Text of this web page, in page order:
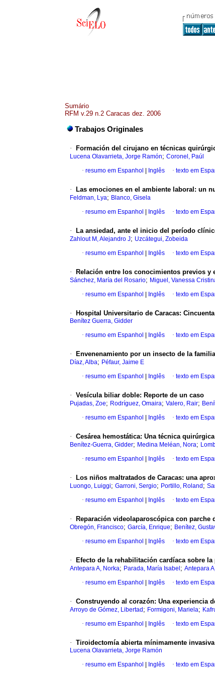
Sumário
RFM v.29 n.2 Caracas dez. 2006
Trabajos Originales
· Formación del cirujano en técnicas
Lucena Olavarrieta, Jorge Ramón; Coronel, Paúl
· resumo em Espanhol Inglês · texto em
· Las emociones en el ambiente laboral : un
Feldman, Lya; Blanco, Gisela
· resumo em Espanhol Inglês · texto em
· La ansiedad, ante el inicio del período
Zahlout M, Alejandro J; Uzcátegui, Zobeida
· resumo em Espanhol Inglês · texto em
· Relación entre los conocimientos previos y
Sánchez, María del Rosario; Miguel, Vanessa
· resumo em Espanhol Inglês · texto em
· Hospital Universitario de Caracas: Cincuenta
Benítez Guerra, Gidder
· resumo em Espanhol Inglês · texto em
· Envenenamiento por un insecto de la familia
Díaz, Alba; Péfaur, Jaime E
· resumo em Espanhol Inglês · texto em
· Vesícula biliar doble: Reporte de un caso
Pujadas, Zoe; Rodríguez, Omaira; Valero, Rair;
· resumo em Espanhol Inglês · texto em
· Cesárea hemostática: Una técnica
Benítez-Guerra, Gidder; Medina Meléan, Nora;
· resumo em Espanhol Inglês · texto em
· Los niños maltratados de Caracas: una
Luongo, Luiggi; Garroni, Sergio; Portillo, Roland ;
· resumo em Espanhol Inglês · texto em
· Reparación videolaparoscópica con parche
Obregón, Francisco; García, Enrique; Benítez,
· resumo em Espanhol Inglês · texto em
· Efecto de la rehabilitación cardíaca sobre la
Antepara A, Norka; Parada, María Isabel ; Antepara
· resumo em Espanhol Inglês · texto em
· Construyendo al corazón: Una experiencia
Arroyo de Gómez, Libertad ; Formigoni, Mariela;
· resumo em Espanhol Inglês · texto em
· Tiroidectomía abierta mínimamente invasiva
Lucena Olavarrieta, Jorge Ramón
· resumo em Espanhol Inglês · texto em